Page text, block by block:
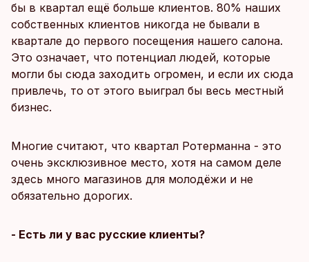
бы в квартал ещё больше клиентов. 80% наших
собственных клиентов никогда не бывали в
квартале до первого посещения нашего салона.
Это означает, что потенциал людей, которые
могли бы сюда заходить огромен, и если их сюда
привлечь, то от этого выиграл бы весь местный
бизнес.
Многие считают, что квартал Ротерманна - это
очень эксклюзивное место, хотя на самом деле
здесь много магазинов для молодёжи и не
обязательно дорогих.
- Есть ли у вас русские клиенты?